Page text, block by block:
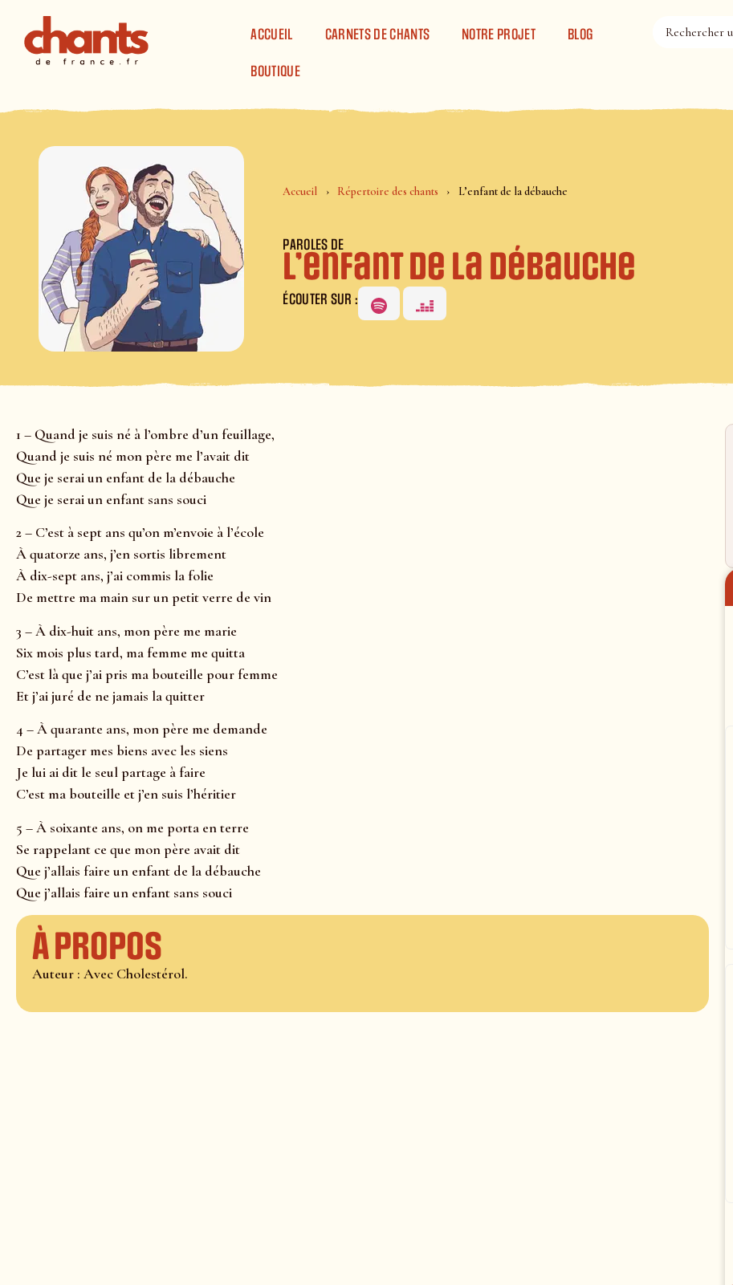
ACCUEIL
CARNETS DE CHANTS NOTRE PROJET BLOG
BOUTIQUE
Accueil Répertoire des chants L’enfant de la débauche
PAROLES DE
L’enfant de la débauche
ÉCOUTER SUR :
1 – Quand je suis né à l’ombre d’un feuillage,
Quand je suis né mon père me l’avait dit
Que je serai un enfant de la débauche
Que je serai un enfant sans souci
2 – C’est à sept ans qu’on m’envoie à l’école
À quatorze ans, j’en sortis librement
À dix-sept ans, j’ai commis la folie
De mettre ma main sur un petit verre de vin
3 – À dix-huit ans, mon père me marie
Six mois plus tard, ma femme me quitta
C’est là que j’ai pris ma bouteille pour femme
Et j’ai juré de ne jamais la quitter
4 – À quarante ans, mon père me demande
De partager mes biens avec les siens
Je lui ai dit le seul partage à faire
C’est ma bouteille et j’en suis l’héritier
5 – À soixante ans, on me porta en terre
Se rappelant ce que mon père avait dit
Que j’allais faire un enfant de la débauche
Que j’allais faire un enfant sans souci
À propos
Auteur : Avec Cholestérol.